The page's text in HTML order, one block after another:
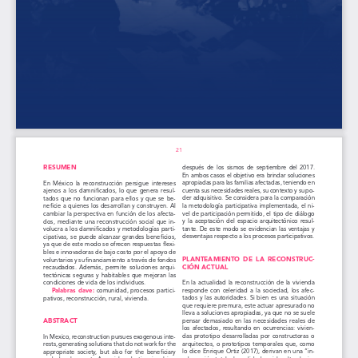
21
RESUMEN
En  México  la  reconstrucción  persigue  intereses
ajenos  a  los  damnificados,  lo  que  genera  resul-
tados  que  no  funcionan  para  ellos  y  que  se  be-
neficie a quienes los desarrollan y construyen. Al
cambiar  la  perspectiva  en  función  de  los  afecta-
dos,  mediante  una  reconstrucción  social  que  in-
volucra a los damnificados y metodologías parti-
cipativas,  se  puede  alcanzar  grandes  beneficios,
ya que de este modo se ofrecen respuestas flexi-
bles e innovadoras de bajo costo por el apoyo de
voluntarios y su financiamiento a través de fondos
recaudados.  Además,  permite  soluciones  arqui-
tectónicas  seguras  y  habitables  que  mejoran  las
condiciones de vida de los individuos.
Palabras clave: comunidad, procesos partici-
pativos, reconstrucción, rural, vivienda.
ABSTRACT
In Mexico, reconstruction pursues exogenous inte-
rests, generating solutions that do not work for the
appropriate  society,  but  also  for  the  beneficiary
después  de  los  sismos  de  septiembre  del  2017.
En ambos casos el objetivo era brindar soluciones
apropiadas para las familias afectadas, teniendo en
cuenta sus necesidades reales, su contexto y su po-
der adquisitivo. Se considera para la comparación
la  metodología  participativa  implementada,  el  ni-
vel  de  participación  permitido,  el  tipo  de  diálogo
y  la  aceptación  del  espacio  arquitectónico  resul-
tante.  De  este  modo  se  evidencian  las  ventajas  y
desventajas respecto a los procesos participativos.
PLANTEAMIENTO  DE  LA  RECONSTRUC-
CIÓN ACTUAL
En la actualidad la reconstrucción de la vivienda
responde  con  celeridad  a  la  sociedad,  los  afec-
tados y las autoridades. Si bien es una situación
que requiere premura, este actuar apresurado no
lleva a soluciones apropiadas, ya que no se suele
pensar  demasiado  en  las  necesidades  reales  de
los  afectados,  resultando  en  ocurrencias:  vivien-
das  prototipo  desarrolladas  por  constructoras  o
arquitectos, o prototipos temporales que, como
lo dice Enrique Ortiz (2017), derivan en una “in-